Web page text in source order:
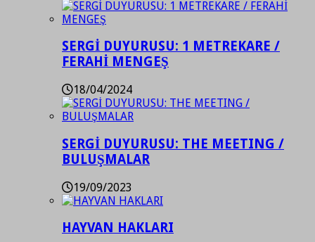
SERGİ DUYURUSU: 1 METREKARE /
FERAHİ MENGEŞ
18/04/2024
SERGİ DUYURUSU: THE MEETING /
BULUŞMALAR
19/09/2023
HAYVAN HAKLARI